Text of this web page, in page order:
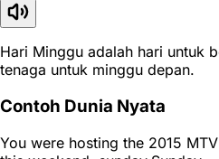
Hari Minggu adalah hari untuk
tenaga untuk minggu depan.
Contoh Dunia Nyata
You were hosting the 2015